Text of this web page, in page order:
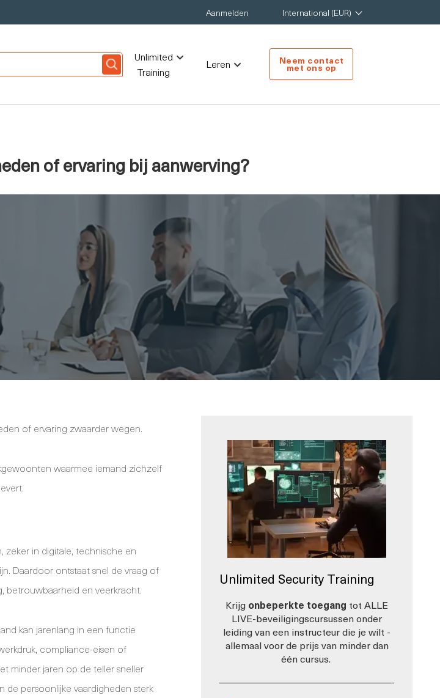
Aanmelden International (EUR)
Unlimited
Training
Leren Neem contact
met ons op
of ervaring bij aanwerving?
of ervaring zwaarder wegen.
waarmee iemand zichzelf
zeker in digitale, technische en
Daardoor ontstaat snel de vraag of
betrouwbaarheid en veerkracht.
kan jarenlang in een functie
compliance-eisen of
minder jaren op de teller sneller
persoonlijke vaardigheden sterk
Unlimited Security Training
Krijg onbeperkte toegang tot ALLE
LIVE-beveiligingscursussen onder
leiding van een instructeur die je wilt -
allemaal voor de prijs van minder dan
één cursus.